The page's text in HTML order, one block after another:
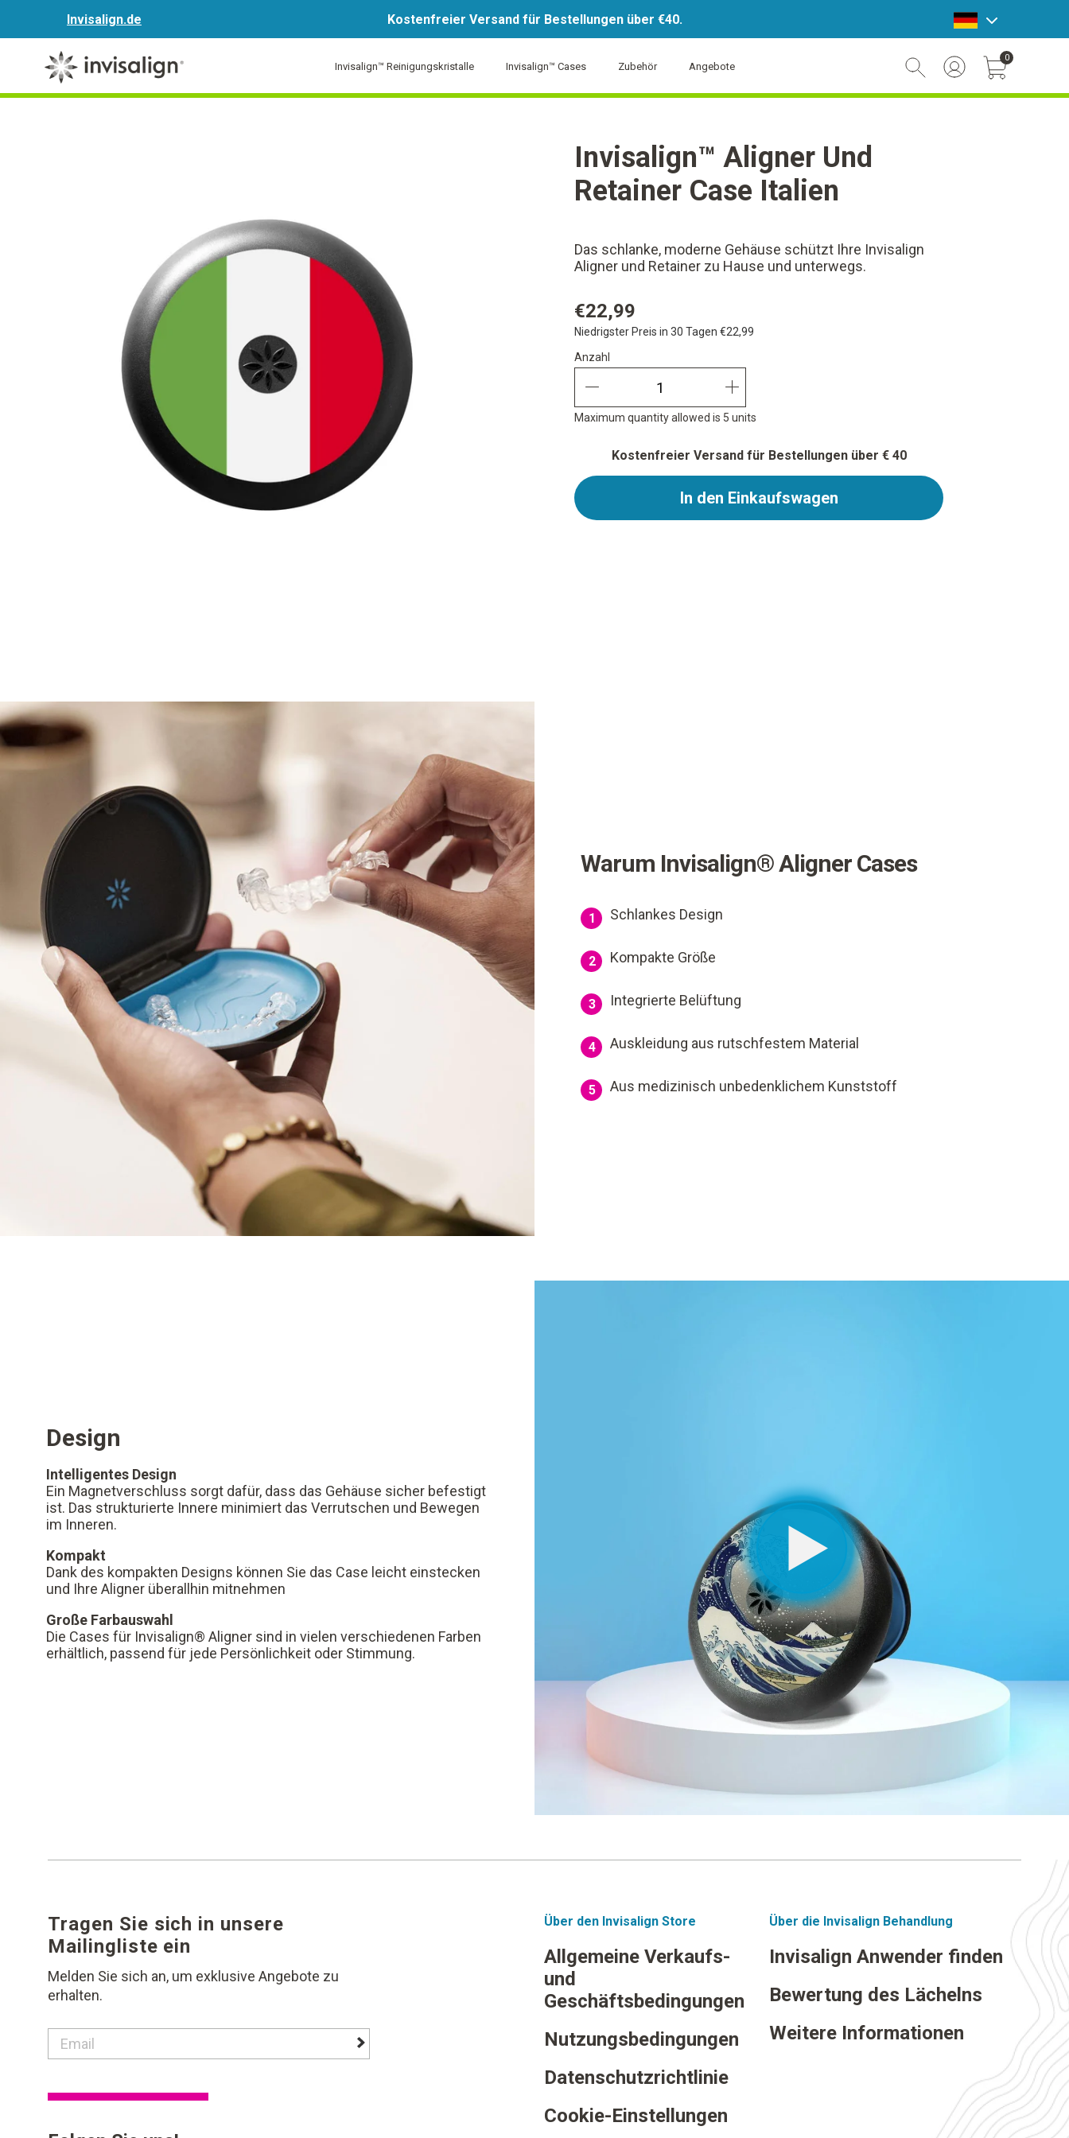
Invisalign.de Kostenfreier Versand für Bestellungen über €40. announcement bar
Invisalign™ Reinigungskristalle Invisalign™ Cases Zubehör
Angebote
0
Invisalign™ Aligner Und
Retainer Case Italien
Das schlanke, moderne Gehäuse schützt Ihre Invisalign
Aligner und Retainer zu Hause und unterwegs.
€22,99
Niedrigster Preis in 30 Tagen €22,99
Anzahl
Anzahl
Maximum quantity allowed is 5 units
Kostenfreier Versand für Bestellungen über € 40
In den Einkaufswagen
Warum Invisalign® Aligner Cases
1 Schlankes Design
2 Kompakte Größe
3 Integrierte Belüftung
4 Auskleidung aus rutschfestem Material
5 Aus medizinisch unbedenklichem Kunststoff
Design
Intelligentes Design
Ein Magnetverschluss sorgt dafür, dass das Gehäuse sicher befestigt
ist. Das strukturierte Innere minimiert das Verrutschen und Bewegen
im Inneren.
Kompakt
Dank des kompakten Designs können Sie das Case leicht einstecken
und Ihre Aligner überallhin mitnehmen
Große Farbauswahl
Die Cases für Invisalign® Aligner sind in vielen verschiedenen Farben
erhältlich, passend für jede Persönlichkeit oder Stimmung.
Tragen Sie sich in unsere
Mailingliste ein
Melden Sie sich an, um exklusive Angebote zu
erhalten.
contact email label
footer newsletter signup button
Über den Invisalign Store
Allgemeine Verkaufs-
und
Geschäftsbedingungen
Nutzungsbedingungen
Datenschutzrichtlinie
Cookie-Einstellungen
Über die Invisalign Behandlung
Invisalign Anwender finden
Bewertung des Lächelns
Weitere Informationen